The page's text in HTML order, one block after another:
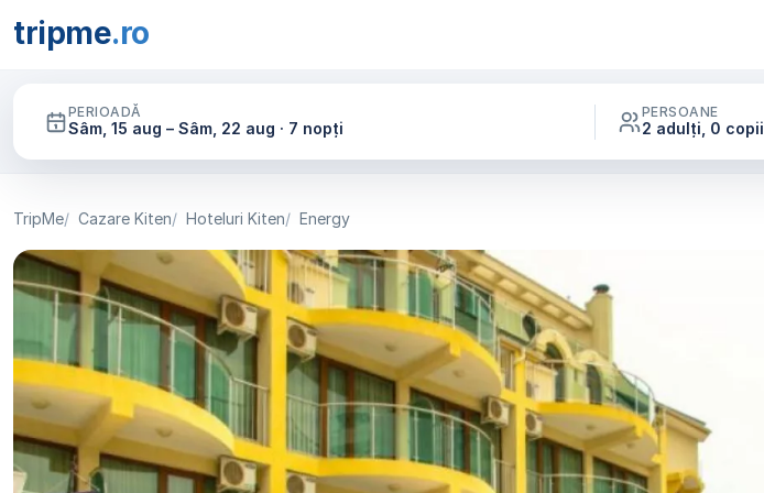
tripme.ro
PERIOADĂ
Sâm, 15 aug – Sâm, 22 aug · 7 nopți
PERSOANE
2 adulți, 0 copii
TripMe Cazare Kiten Hoteluri Kiten Energy